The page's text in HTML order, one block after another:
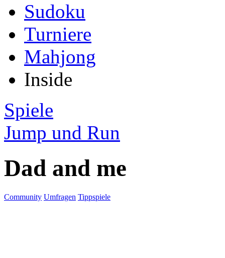
Sudoku
Turniere
Mahjong
Inside
Spiele
Jump und Run
Dad and me
Community Umfragen Tippspiele